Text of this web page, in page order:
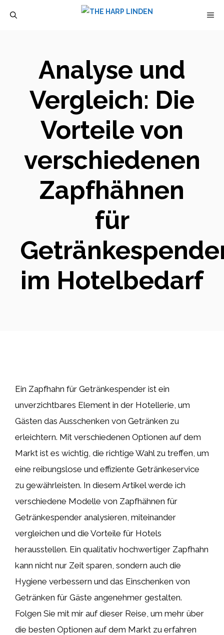
Analyse und
Vergleich: Die
Vorteile von
verschiedenen
Zapfhähnen
für
im Hotelbedarf
Ein Zapfhahn für Getränkespender ist ein
unverzichtbares Element in der Hotellerie, um
Gästen das Ausschenken von Getränken zu
erleichtern. Mit verschiedenen Optionen auf dem
Markt ist es wichtig, die richtige Wahl zu treffen, um
eine reibungslose und effiziente Getränkeservice
zu gewährleisten. In diesem Artikel werde ich
verschiedene Modelle von Zapfhähnen für
Getränkespender analysieren, miteinander
vergleichen und die Vorteile für Hotels
herausstellen. Ein qualitativ hochwertiger Zapfhahn
kann nicht nur Zeit sparen, sondern auch die
Hygiene verbessern und das Einschenken von
Getränken für Gäste angenehmer gestalten.
Folgen Sie mit mir auf dieser Reise, um mehr über
die besten Optionen auf dem Markt zu erfahren